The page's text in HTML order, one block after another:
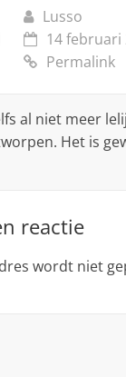
Lusso
14 februari
Permalink
al niet meer
Het is
reactie
wordt niet